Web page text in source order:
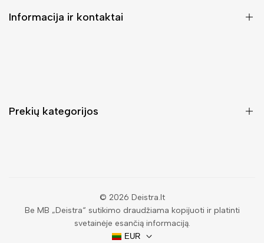
Informacija ir kontaktai
Prekių kategorijos
Kuprinės moterims
Vyriškos piniginės
© 2026 Deistra.lt
Be MB „Deistra“ sutikimo draudžiama kopijuoti ir platinti
svetainėje esančią informaciją.
EUR